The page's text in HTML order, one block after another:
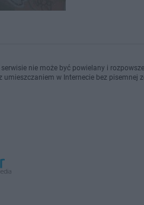
nie może być powielany i
umieszczaniem w Internecie bez